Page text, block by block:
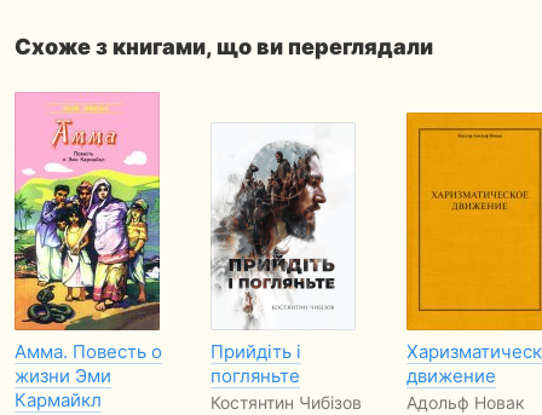
Схоже з книгами, що ви переглядали
Амма. Повесть о
жизни Эми
Кармайкл
Прийдіть і
погляньте
Костянтин Чибізов
движение
Адольф Новак